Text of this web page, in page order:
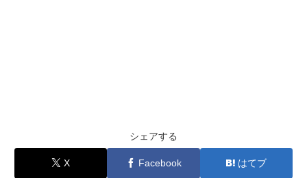
シェアする
X Facebook はてブ